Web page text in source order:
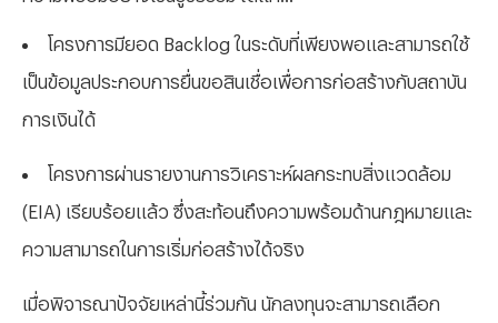
โครงการมียอด Backlog ในระดับที่เพียงพอและสามารถใช้
เป็นข้อมูลประกอบการยื่นขอสินเชื่อเพื่อการก่อสร้างกับสถาบัน
การเงินได้
โครงการผ่านรายงานการวิเคราะห์ผลกระทบสิ่งแวดล้อม
(EIA) เรียบร้อยแล้ว ซึ่งสะท้อนถึงความพร้อมด้านกฎหมายและ
ความสามารถในการเริ่มก่อสร้างได้จริง
เมื่อพิจารณาปัจจัยเหล่านี้ร่วมกัน นักลงทุนจะสามารถเลือก